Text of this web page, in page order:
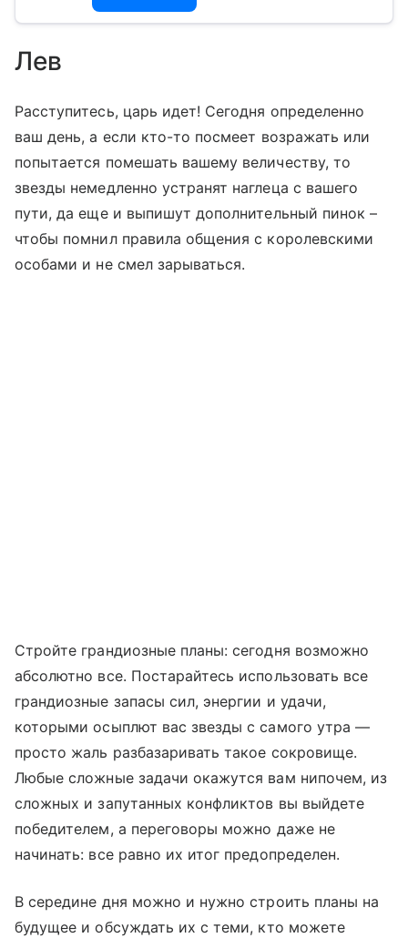
Лев
Расступитесь, царь идет! Сегодня определенно
ваш день, а если кто-то посмеет возражать или
попытается помешать вашему величеству, то
звезды немедленно устранят наглеца с вашего
пути, да еще и выпишут дополнительный пинок –
чтобы помнил правила общения с королевскими
особами и не смел зарываться.
Стройте грандиозные планы: сегодня возможно
абсолютно все. Постарайтесь использовать все
грандиозные запасы сил, энергии и удачи,
которыми осыплют вас звезды с самого утра —
просто жаль разбазаривать такое сокровище.
Любые сложные задачи окажутся вам нипочем, из
сложных и запутанных конфликтов вы выйдете
победителем, а переговоры можно даже не
начинать: все равно их итог предопределен.
В середине дня можно и нужно строить планы на
будущее и обсуждать их с теми, кто можете